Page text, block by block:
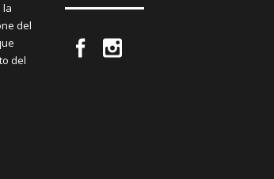
la
del
del